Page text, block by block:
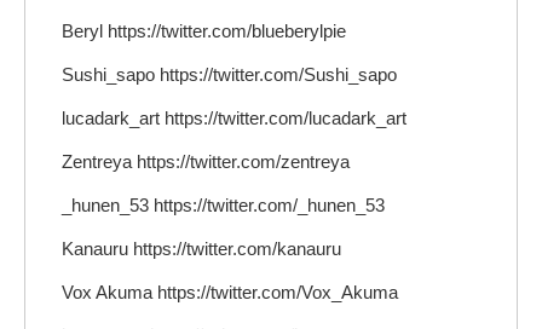
Beryl https://twitter.com/blueberylpie
Sushi_sapo https://twitter.com/Sushi_sapo
lucadark_art https://twitter.com/lucadark_art
Zentreya https://twitter.com/zentreya
_hunen_53 https://twitter.com/_hunen_53
Kanauru https://twitter.com/kanauru
Vox Akuma https://twitter.com/Vox_Akuma